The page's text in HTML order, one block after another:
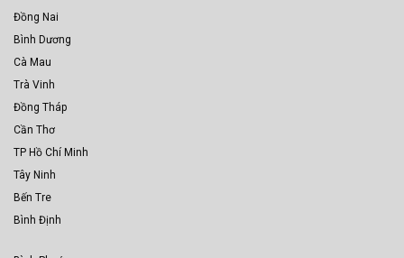
Đồng Nai
Bình Dương
Cà Mau
Trà Vinh
Đồng Tháp
Cần Thơ
TP Hồ Chí Minh
Tây Ninh
Bến Tre
Bình Định